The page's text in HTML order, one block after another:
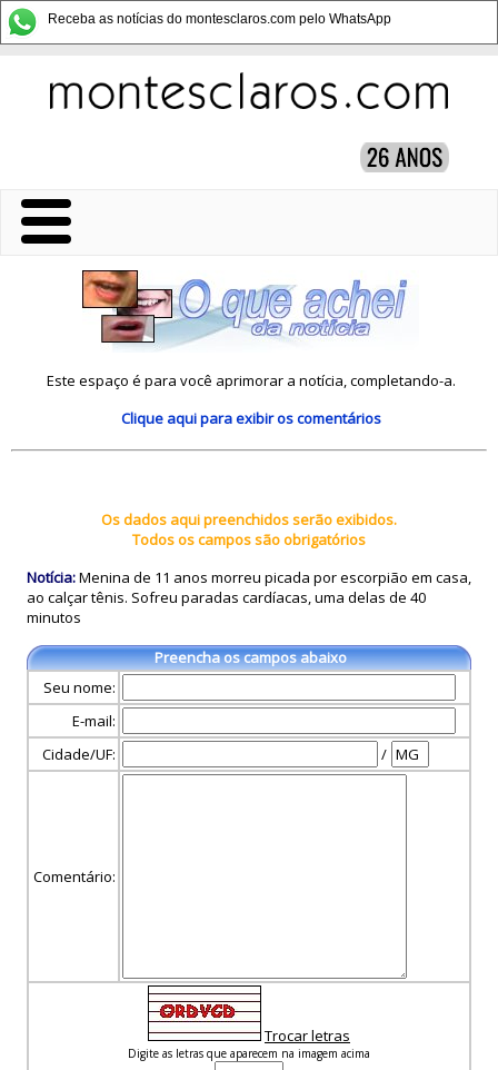
Receba as notícias do montesclaros.com pelo WhatsApp
Este espaço é para você aprimorar a notícia, completando-a.
Clique aquipara exibir os comentários
Os dados aqui preenchidos serão exibidos.
Todos os campos são obrigatórios
Notícia:Menina de 11 anos morreu picada por escorpião em casa,
ao calçar tênis. Sofreu paradas cardíacas, uma delas de 40
minutos
Preencha os campos abaixo
Seu nome:
E-mail:
Cidade/UF:
/
Comentário:
Trocar letras
Digite as letras que aparecem na imagem acima